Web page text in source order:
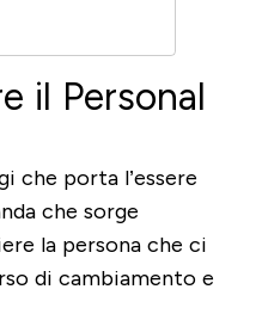
il Personal
che porta l’essere
che sorge
la persona che ci
di cambiamento e